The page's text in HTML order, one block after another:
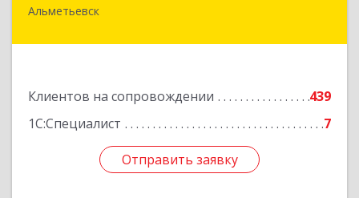
Альметьевск
Клиентов на сопровождении
439
1С:Специалист
7
Отправить заявку
423450, Татарстан Респ, Альметьевск г, Мира
Отправить заявку